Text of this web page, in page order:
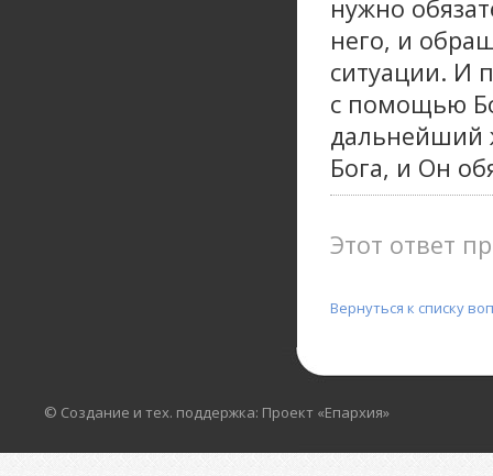
нужно
него, и
ситуации. И
с помощью
дальнейший
Бога, и Он
Этот ответ
Вернуться к списку
© Создание и тех. поддержка: Проект «Епархия»